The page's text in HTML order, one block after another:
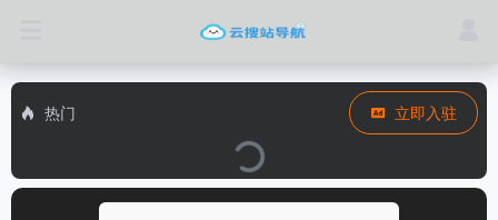
热门 立即入驻